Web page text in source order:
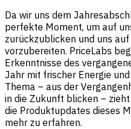
Da wir uns dem
perfekte Moment, um auf
zurückzublicken und uns
vorzubereiten. PriceLabs
Erkenntnisse des
Jahr mit frischer Energie
Thema – aus der
in die Zukunft blicken –
die Produktupdates dieses
mehr zu erfahren.